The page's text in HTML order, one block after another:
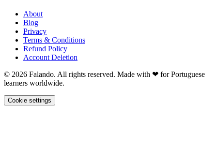
About
Blog
Privacy
Terms & Conditions
Refund Policy
Account Deletion
© 2026 Falando. All rights reserved. Made with ❤ for Portuguese
learners worldwide.
Cookie settings